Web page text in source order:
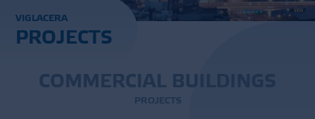
VIGLACERA
PROJECTS
COMMERCIAL BU
PROJECTS